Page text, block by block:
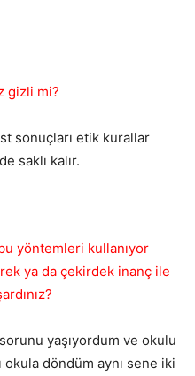
gizli mi?
sonuçları etik kurallar
saklı kalır.
yöntemleri kullanıyor
ya da çekirdek inanç ile
yaşıyordum ve okulu
okula döndüm aynı sene iki